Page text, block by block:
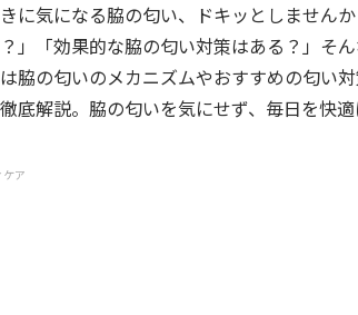
に気になる脇の匂い、ドキッとしません
」「効果的な脇の匂い対策はある？」そ
脇の匂いのメカニズムやおすすめの匂い
底解説。脇の匂いを気にせず、毎日を快
ケア